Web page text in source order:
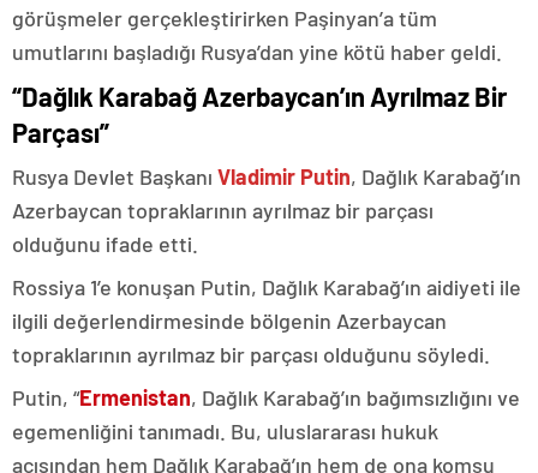
görüşmeler gerçekleştirirken Paşinyan’a tüm
umutlarını başladığı Rusya’dan yine kötü haber geldi.
“Dağlık Karabağ Azerbaycan’ın Ayrılmaz Bir
Parçası”
Rusya Devlet Başkanı Vladimir Putin, Dağlık Karabağ’ın
Azerbaycan topraklarının ayrılmaz bir parçası
olduğunu ifade etti.
Rossiya 1’e konuşan Putin, Dağlık Karabağ’ın aidiyeti ile
ilgili değerlendirmesinde bölgenin Azerbaycan
topraklarının ayrılmaz bir parçası olduğunu söyledi.
Putin, “Ermenistan, Dağlık Karabağ’ın bağımsızlığını ve
egemenliğini tanımadı. Bu, uluslararası hukuk
açısından hem Dağlık Karabağ’ın hem de ona komşu